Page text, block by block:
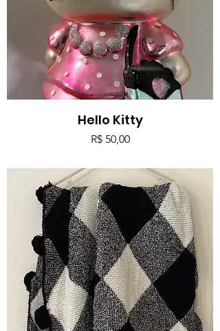
Hello Kitty
Preço
R$ 50,00